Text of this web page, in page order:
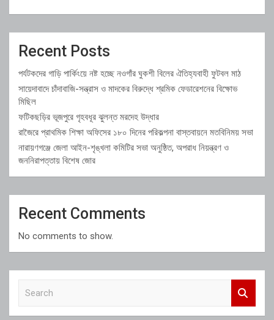
Recent Posts
পর্যটকদের গাড়ি পার্কিংয়ে নষ্ট হচ্ছে নওগাঁর ঘুকশী বিলের ঐতিহ্যবাহী ফুটবল মাঠ
সায়েদাবাদে চাঁদাবাজি-সন্ত্রাস ও মাদকের বিরুদ্ধে শ্রমিক ফেডারেশনের বিক্ষোভ
মিছিল
ফটিকছড়ির ভূজপুরে গৃহবধূর ঝুলন্ত মরদেহ উদ্ধার
রাজৈরে প্রাথমিক শিক্ষা অফিসের ১৮০ দিনের পরিকল্পনা বাস্তবায়নে মতবিনিময় সভা
নারায়ণগঞ্জে জেলা আইন-শৃঙ্খলা কমিটির সভা অনুষ্ঠিত, অপরাধ নিয়ন্ত্রণ ও
জননিরাপত্তায় বিশেষ জোর
Recent Comments
No comments to show.